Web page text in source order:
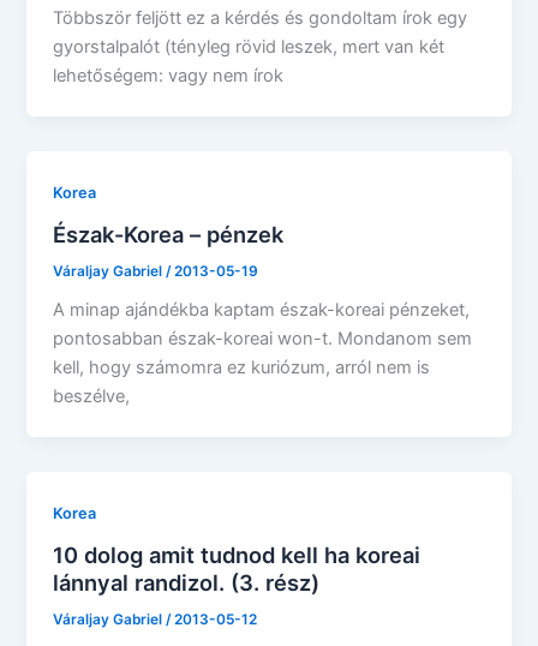
Többször feljött ez a kérdés és gondoltam írok egy
gyorstalpalót (tényleg rövid leszek, mert van két
lehetőségem: vagy nem írok
Korea
Észak-Korea – pénzek
Váraljay Gabriel /2013-05-19
A minap ajándékba kaptam észak-koreai pénzeket,
pontosabban észak-koreai won-t. Mondanom sem
kell, hogy számomra ez kuriózum, arról nem is
beszélve,
Korea
10 dolog amit tudnod kell ha koreai
lánnyal randizol. (3. rész)
Váraljay Gabriel/2013-05-12